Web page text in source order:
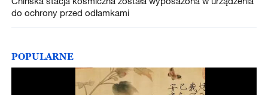
do ochrony przed odłamkami
POPULARNE